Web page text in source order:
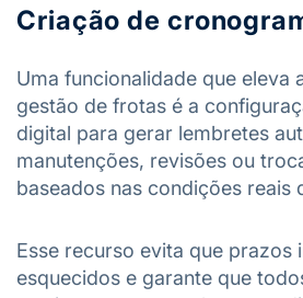
Criação de
Uma funcionalidade que eleva
gestão de frotas é a
digital para gerar lembretes
manutenções, revisões ou
baseados nas condições reais
Esse recurso evita que prazos
esquecidos e garante que